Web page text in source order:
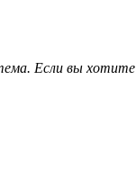
Если вы хотите